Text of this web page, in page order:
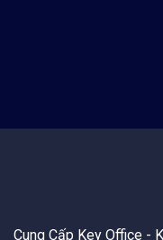
Cung Cấp Key Office -